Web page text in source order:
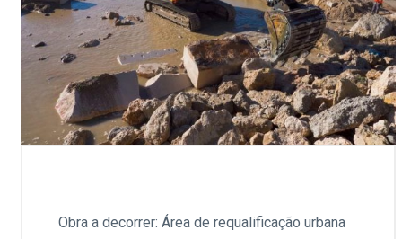
Obra a decorrer: Área de requalificação urbana